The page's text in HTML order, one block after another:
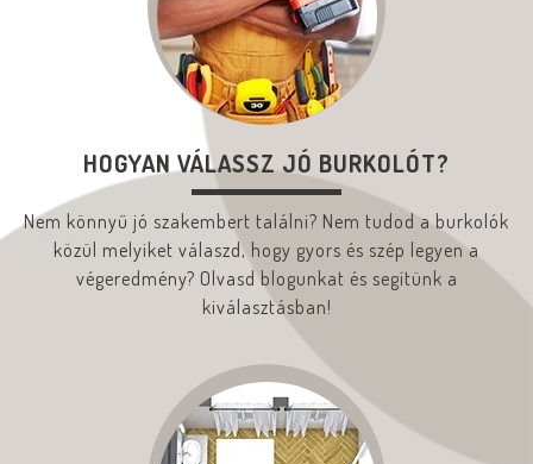
HOGYAN VÁLASSZ JÓ BURKOLÓT?
Nem könnyű jó szakembert találni? Nem tudod a burkolók
közül melyiket válaszd, hogy gyors és szép legyen a
végeredmény? Olvasd blogunkat és segítünk a
kiválasztásban!